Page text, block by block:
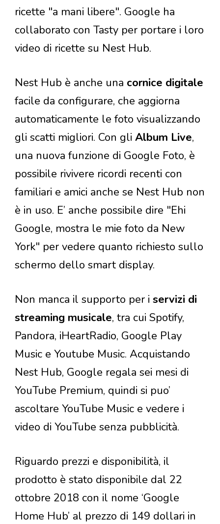
ricette "a mani libere". Google ha
collaborato con Tasty per portare i loro
video di ricette su Nest Hub.
Nest Hub è anche una cornice digitale
facile da configurare, che aggiorna
automaticamente le foto visualizzando
gli scatti migliori. Con gli Album Live,
una nuova funzione di Google Foto, è
possibile rivivere ricordi recenti con
familiari e amici anche se Nest Hub non
è in uso. E’ anche possibile dire "Ehi
Google, mostra le mie foto da New
York" per vedere quanto richiesto sullo
schermo dello smart display.
Non manca il supporto per i servizi di
streaming musicale, tra cui Spotify,
Pandora, iHeartRadio, Google Play
Music e Youtube Music. Acquistando
Nest Hub, Google regala sei mesi di
YouTube Premium, quindi si puo’
ascoltare YouTube Music e vedere i
video di YouTube senza pubblicità.
Riguardo prezzi e disponibilità, il
prodotto è stato disponibile dal 22
ottobre 2018 con il nome ‘Google
Home Hub’ al prezzo di 149 dollari in